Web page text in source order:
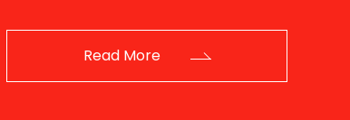
Read More